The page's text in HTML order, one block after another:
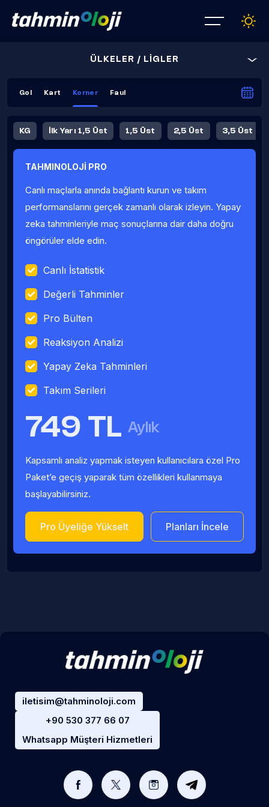
ÜLKELER / LİGLER
Gol Kart Korner Faul
KG İlk Yarı 1,5 Üst 1,5 Üst 2,5 Üst 3,5 Üst
Fauller Ortalama
TAHMINOLOJİ PRO
Canlı maçlarla anında bağlantı kurun ve takım
performanslarını gerçek zamanlı olarak izleyin. Yapay
zeka tahminleriyle maç sonuçlarına dair daha doğru
öngörüler elde edin.
Canlı İstatistik
Değerli Tahminler
Pro Bülten
Reaksiyon Analizi
Yapay Zeka Tahminleri
Takım Serileri
749 TL Aylık
Kapsamlı analiz yapmak isteyen kullanıcılara özel Pro
Paket’e geçiş yaparak tüm özellikleri kullanmaya
başlayabilirsiniz.
Pro Üyeliğe Yükselt Planları İncele
iletisim@tahminoloji.com
+90 530 377 66 07
Whatsapp Müşteri Hizmetleri